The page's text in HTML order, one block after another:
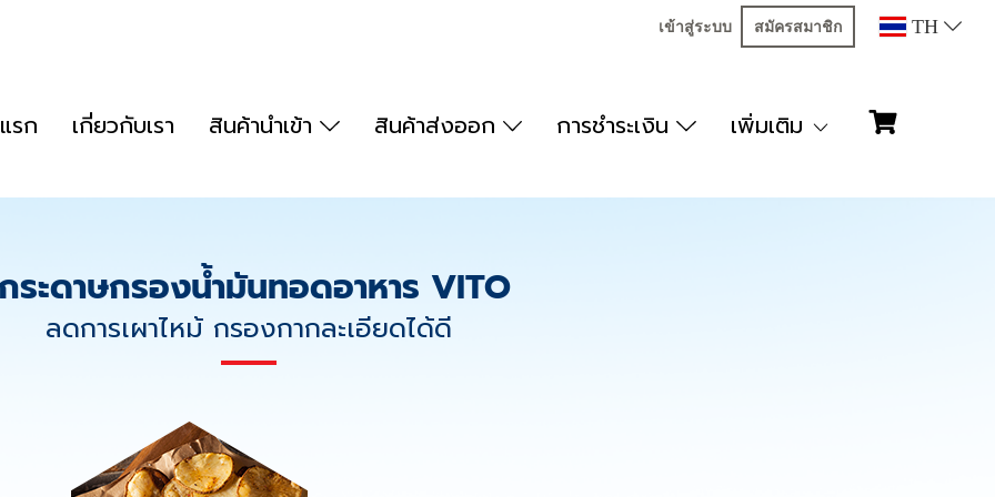
เข้าสู่ระบบ สมัครสมาชิก TH
รก เกี่ยวกับเรา สินค้านำเข้า สินค้าส่งออก การชำระเงิน เพิ่มเติม
ะดาษกรองน้ำมันทอดอาหาร VITO
ลดการเผาไหม้ กรองกากละเอียดได้ดี